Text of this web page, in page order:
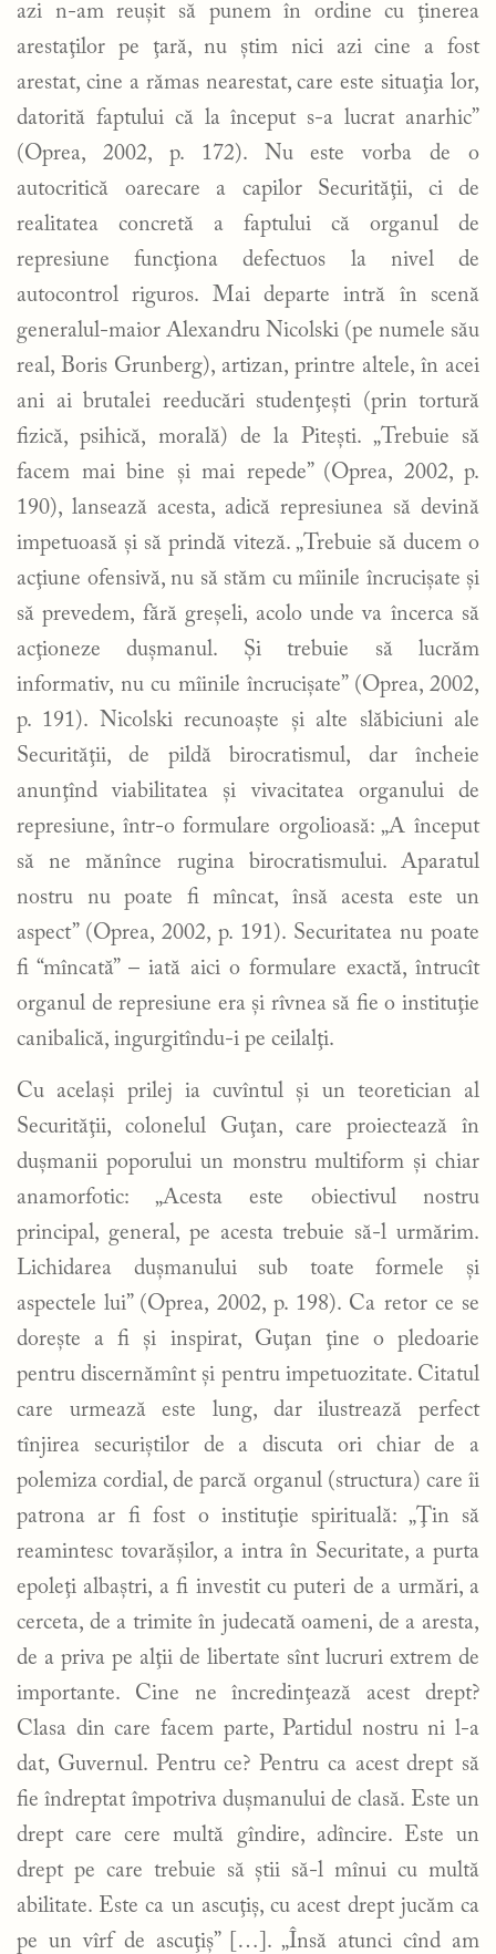
azi n-am reuşit să punem în ordine cu ţinerea
arestaţilor pe ţară, nu ştim nici azi cine a fost
arestat, cine a rămas nearestat, care este situaţia lor,
datorită faptului că la început s-a lucrat anarhic”
(Oprea, 2002, p. 172). Nu este vorba de o
autocritică oarecare a capilor Securităţii, ci de
realitatea concretă a faptului că organul de
represiune funcţiona defectuos la nivel de
autocontrol riguros. Mai departe intră în scenă
generalul-maior Alexandru Nicolski (pe numele său
real, Boris Grunberg), artizan, printre altele, în acei
ani ai brutalei reeducări studenţeşti (prin tortură
fizică, psihică, morală) de la Piteşti. „Trebuie să
facem mai bine şi mai repede” (Oprea, 2002, p.
190), lansează acesta, adică represiunea să devină
impetuoasă şi să prindă viteză. „Trebuie să ducem o
acţiune ofensivă, nu să stăm cu mîinile încrucişate şi
să prevedem, fără greşeli, acolo unde va încerca să
acţioneze duşmanul. Şi trebuie să lucrăm
informativ, nu cu mîinile încrucişate” (Oprea, 2002,
p. 191). Nicolski recunoaşte şi alte slăbiciuni ale
Securităţii, de pildă birocratismul, dar încheie
anunţînd viabilitatea şi vivacitatea organului de
represiune, într-o formulare orgolioasă: „A început
să ne mănînce rugina birocratismului. Aparatul
nostru nu poate fi mîncat, însă acesta este un
aspect” (Oprea, 2002, p. 191). Securitatea nu poate
fi “mîncată” – iată aici o formulare exactă, întrucît
organul de represiune era şi rîvnea să fie o instituţie
canibalică, ingurgitîndu-i pe ceilalţi.
Cu acelaşi prilej ia cuvîntul şi un teoretician al
Securităţii, colonelul Guţan, care proiectează în
duşmanii poporului un monstru multiform și chiar
anamorfotic: „Acesta este obiectivul nostru
principal, general, pe acesta trebuie să-l urmărim.
Lichidarea duşmanului sub toate formele şi
aspectele lui” (Oprea, 2002, p. 198). Ca retor ce se
doreşte a fi şi inspirat, Guţan ţine o pledoarie
pentru discernămînt şi pentru impetuozitate. Citatul
care urmează este lung, dar ilustrează perfect
tînjirea securiştilor de a discuta ori chiar de a
polemiza cordial, de parcă organul (structura) care îi
patrona ar fi fost o instituţie spirituală: „Ţin să
reamintesc tovarăşilor, a intra în Securitate, a purta
epoleţi albaştri, a fi investit cu puteri de a urmări, a
cerceta, de a trimite în judecată oameni, de a aresta,
de a priva pe alţii de libertate sînt lucruri extrem de
importante. Cine ne încredinţează acest drept?
Clasa din care facem parte, Partidul nostru ni l-a
dat, Guvernul. Pentru ce? Pentru ca acest drept să
fie îndreptat împotriva duşmanului de clasă. Este un
drept care cere multă gîndire, adîncire. Este un
drept pe care trebuie să ştii să-l mînui cu multă
abilitate. Este ca un ascuţiş, cu acest drept jucăm ca
pe un vîrf de ascuţiş” […]. „Însă atunci cînd am